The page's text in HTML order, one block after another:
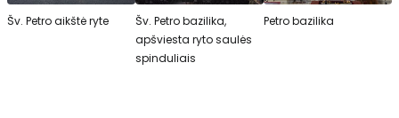
Šv. Petro aikštė ryte
Šv. Petro bazilika,
apšviesta ryto saulės
spinduliais
Petro bazilika